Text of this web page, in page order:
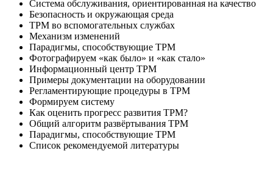
Система обслуживания, ориентированная на качество
Безопасность и окружающая среда
TPM во вспомогательных службах
Механизм изменений
Парадигмы, способствующие TPM
Фотографируем «как было» и «как стало»
Информационный центр TPM
Примеры документации на оборудовании
Регламентирующие процедуры в TPM
Формируем систему
Как оценить прогресс развития TPM?
Общий алгоритм развёртывания TPM
Парадигмы, способствующие TPM
Список рекомендуемой литературы